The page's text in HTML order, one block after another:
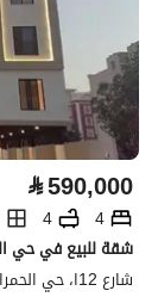
⃁590,000
4
4
شقة للبيع في حي الشبيلي – الخبر |
شارع 12ا، حي الحمراء، الخبر